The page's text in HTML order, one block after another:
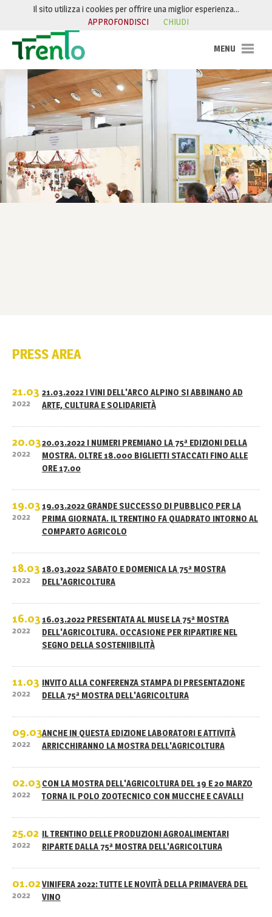
Salta al contenuto
PRESS AREA
21.03
2022
21.03.2022 I VINI DELL'ARCO ALPINO SI ABBINANO AD
ARTE, CULTURA E SOLIDARIETÀ
20.03
2022
20.03.2022 I NUMERI PREMIANO LA 75ª EDIZIONI DELLA
MOSTRA. OLTRE 18.000 BIGLIETTI STACCATI FINO ALLE
ORE 17.00
19.03
2022
19.03.2022 GRANDE SUCCESSO DI PUBBLICO PER LA
PRIMA GIORNATA. IL TRENTINO FA QUADRATO INTORNO AL
COMPARTO AGRICOLO
18.03
2022
18.03.2022 SABATO E DOMENICA LA 75ª MOSTRA
DELL'AGRICOLTURA
16.03
2022
16.03.2022 PRESENTATA AL MUSE LA 75ª MOSTRA
DELL'AGRICOLTURA. OCCASIONE PER RIPARTIRE NEL
SEGNO DELLA SOSTENIIBILITÀ
11.03
2022
INVITO ALLA CONFERENZA STAMPA DI PRESENTAZIONE
DELLA 75ª MOSTRA DELL'AGRICOLTURA
09.03
2022
ANCHE IN QUESTA EDIZIONE LABORATORI E ATTIVITÀ
ARRICCHIRANNO LA MOSTRA DELL'AGRICOLTURA
02.03
2022
CON LA MOSTRA DELL'AGRICOLTURA DEL 19 E 20 MARZO
TORNA IL POLO ZOOTECNICO CON MUCCHE E CAVALLI
25.02
2022
IL TRENTINO DELLE PRODUZIONI AGROALIMENTARI
RIPARTE DALLA 75ª MOSTRA DELL'AGRICOLTURA
01.02
2022
VINIFERA 2022: TUTTE LE NOVITÀ DELLA PRIMAVERA DEL
VINO
Il sito utilizza i cookies per offrire una miglior esperienza…
APPROFONDISCI
CHIUDI